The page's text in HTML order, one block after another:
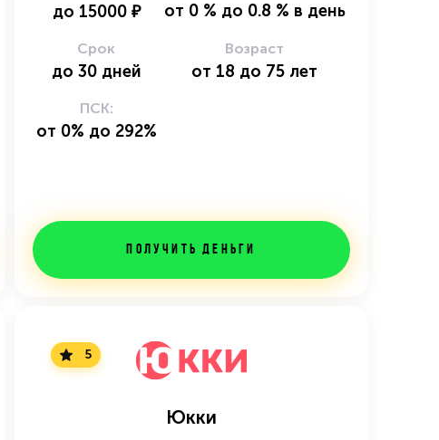
до 15000 ₽ от 0 % до 0.8 % в день
Срок
до 30 дней
Возраст
от 18 до 75 лет
ПСК:
от 0% до 292%
Получить деньги
5
Юкки